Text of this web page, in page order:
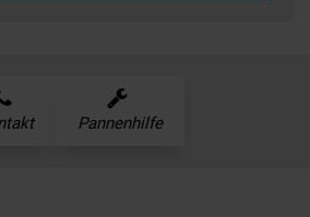
Pannenhilfe